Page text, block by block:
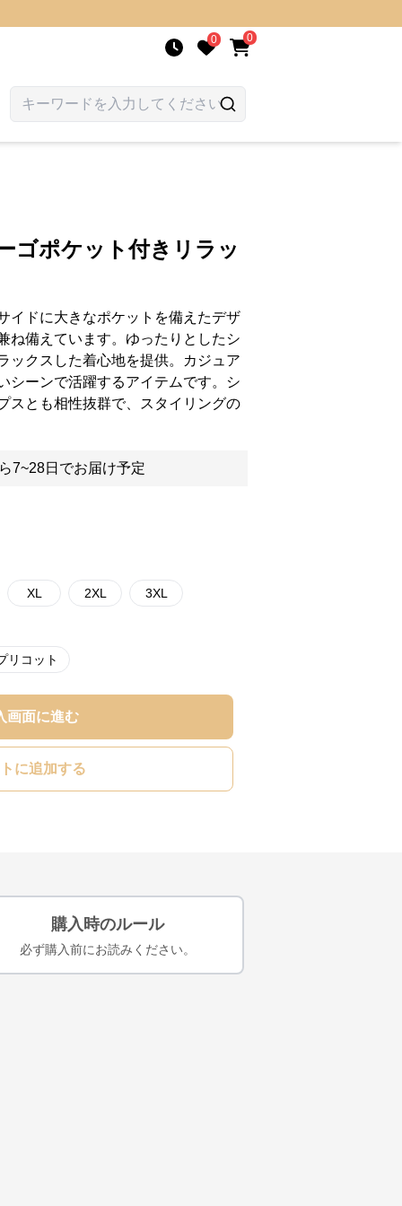
0 0
ゴポケット付きリラッ
イドに大きなポケットを備えたデザ
ね備えています。ゆったりとしたシ
ックスした着心地を提供。カジュア
シーンで活躍するアイテムです。シ
スとも相性抜群で、スタイリングの
7~28日でお届け予定
XL 2XL 3XL
リコット
画面に進む
に追加する
購入時のルール
必ず購入前にお読みください。